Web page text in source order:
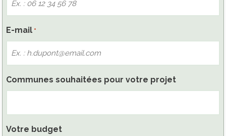
E-mail *
Communes souhaitées pour votre projet
Votre budget